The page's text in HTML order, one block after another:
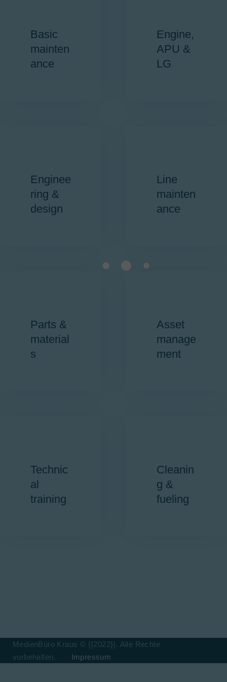
Basic
mainten
ance
Engine,
APU &
LG
Enginee
ring &
design
Line
mainten
ance
Parts &
material
s
Asset
manage
ment
Technic
al
training
Cleanin
g &
fueling
MedienBüro Kraus © {{2022}}. Alle Rechte
vorbehalten. Impressum